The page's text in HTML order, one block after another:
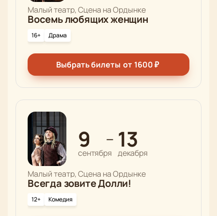
Обратите внимание, возможна смена актёрского
состава.
Режиссёр:Ильгиз Зайниев
Ильсия Тухватуллина, Ильтазар Мухаматгалиев,
Ирхан Габдуллин, Ляйсан Габдрахманова,
Искандер Низамиев, Гузель Гюльвердиева, Олег
Малый театр, Сцена на Ордынке
Восемь любящих женщин
16+ Драма
Выбрать билеты от 1600₽
9
сентября
— 13
декабря
Малый театр, Сцена на Ордынке
Всегда зовите Долли!
12+ Комедия